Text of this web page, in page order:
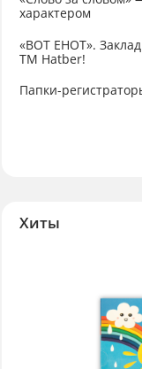
характером
«ВОТ ЕНОТ».
ТМ Hatber!
Папки-
Хиты